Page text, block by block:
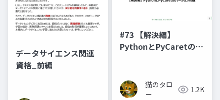
データサイエンス関連
資格_前編
#73 【解決編】
PythonとPyCaretのバ
猫のタロ
ー
1.2K